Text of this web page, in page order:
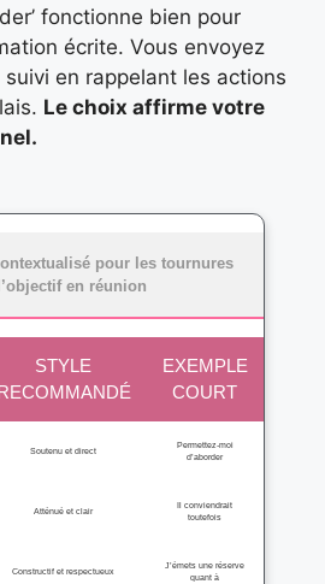
fonctionne bien pour
écrite. Vous envoyez
en rappelant les actions
Le choix affirme votre
pour les tournures
en réunion
STYLE
EXEMPLE
COURT
Soutenu et direct
Permettez-moi
d’aborder
Atténué et clair
Il conviendrait
toutefois
Constructif et respectueux
J’émets une réserve
quant à